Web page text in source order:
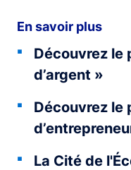
En savoir plus
Découvrez le
d’argent »
Découvrez le
La Cité de